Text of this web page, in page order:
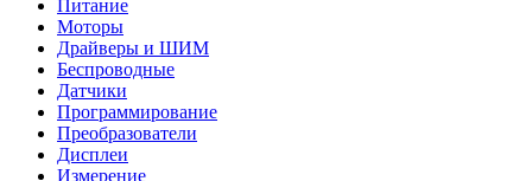
Питание
Моторы
Драйверы и ШИМ
Беспроводные
Датчики
Программирование
Преобразователи
Дисплеи
Измерение